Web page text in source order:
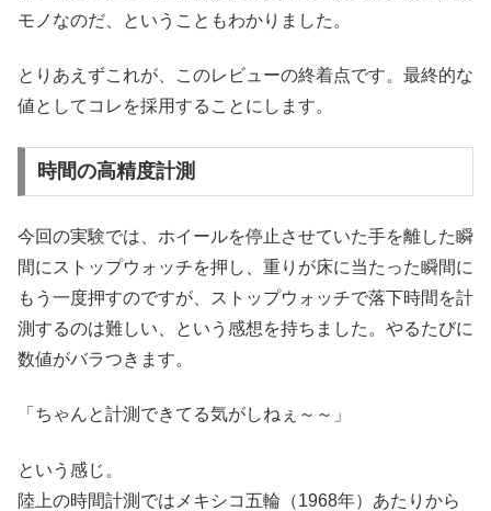
モノなのだ、ということもわかりました。
とりあえずこれが、このレビューの終着点です。最終的な
値としてコレを採用することにします。
時間の高精度計測
今回の実験では、ホイールを停止させていた手を離した瞬
間にストップウォッチを押し、重りが床に当たった瞬間に
もう一度押すのですが、ストップウォッチで落下時間を計
測するのは難しい、という感想を持ちました。やるたびに
数値がバラつきます。
「ちゃんと計測できてる気がしねぇ～～」
という感じ。
陸上の時間計測ではメキシコ五輪（1968年）あたりから